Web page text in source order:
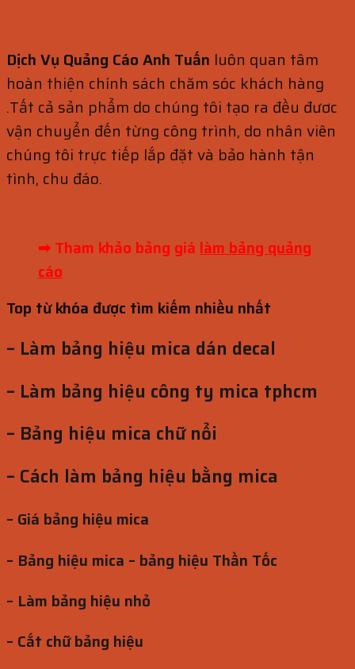
Dịch Vụ Quảng Cáo Anh Tuấn luôn quan tâm
hoàn thiện chính sách chăm sóc khách hàng
.Tất cả sản phẩm do chúng tôi tạo ra đều đươc
vận chuyển đến từng công trình, do nhân viên
chúng tôi trực tiếp lắp đặt và bảo hành tận
tình, chu đáo.
➡ Tham khảo bảng giá làm bảng quảng
cáo
Top từ khóa được tìm kiếm nhiều nhất
– Làm bảng hiệu mica dán decal
– Làm bảng hiệu công ty mica tphcm
– Bảng hiệu mica chữ nổi
– Cách làm bảng hiệu bằng mica
– Giá bảng hiệu mica
– Bảng hiệu mica – bảng hiệu Thần Tốc
– Làm bảng hiệu nhỏ
– Cắt chữ bảng hiệu